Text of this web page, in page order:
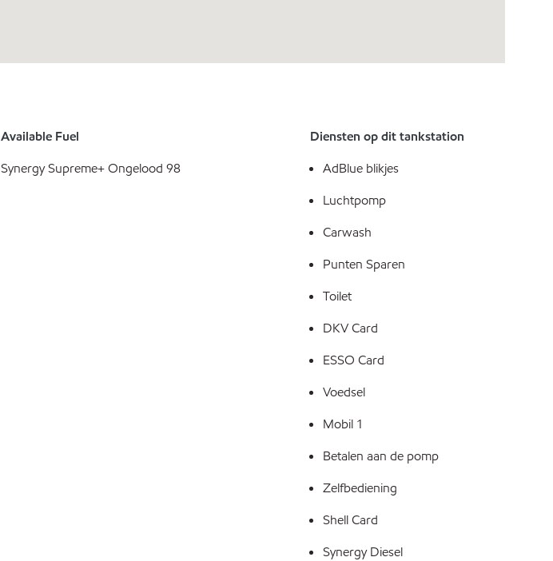
Available Fuel
Synergy Supreme+ Ongelood 98
Diensten op dit tankstation
AdBlue blikjes
Luchtpomp
Carwash
Punten Sparen
Toilet
DKV Card
ESSO Card
Voedsel
Mobil 1
Betalen aan de pomp
Zelfbediening
Shell Card
Synergy Diesel